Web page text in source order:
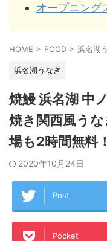
オープニング
HOME > FOOD > 浜名湖
浜名湖うなぎ
焼鰻 浜名湖 中
焼き関西風う
場も2時間無料！
2020年10月24日
Post
Pocket